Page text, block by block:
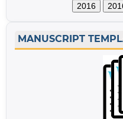
2016
MANUSCRIPT